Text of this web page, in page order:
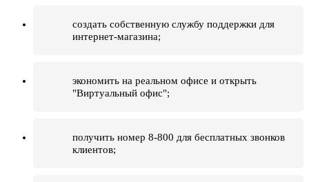
создать собственную службу поддержки для
интернет-магазина;
экономить на реальном офисе и открыть
"Виртуальный офис";
получить номер 8-800 для бесплатных звонков
клиентов;